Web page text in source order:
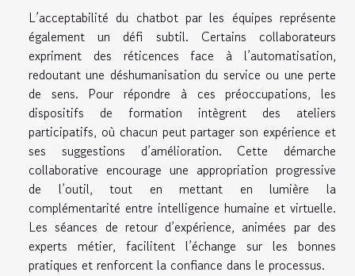
L’acceptabilité du chatbot par les équipes représente
également un défi subtil. Certains collaborateurs
expriment des réticences face à l’automatisation,
redoutant une déshumanisation du service ou une perte
de sens. Pour répondre à ces préoccupations, les
dispositifs de formation intègrent des ateliers
participatifs, où chacun peut partager son expérience et
ses suggestions d’amélioration. Cette démarche
collaborative encourage une appropriation progressive
de l’outil, tout en mettant en lumière la
complémentarité entre intelligence humaine et virtuelle.
Les séances de retour d’expérience, animées par des
experts métier, facilitent l’échange sur les bonnes
pratiques et renforcent la confiance dans le processus.